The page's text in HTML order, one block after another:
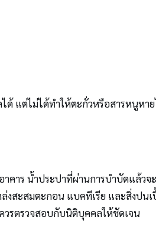
ด้ แต่ไม่ได้ทำให้ตะกั่วหรือสารหนูหา
คาร น้ำประปาที่ผ่านการบำบัดแล้วจ
งสะสมตะกอน แบคทีเรีย และสิ่งปน
วรตรวจสอบกับนิติบุคคลให้ชัดเจน